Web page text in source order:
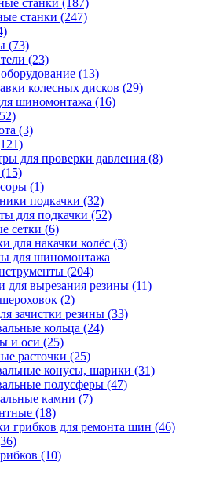
станки (187)
станки (247)
(73)
(23)
(13)
колесных дисков (29)
шиномонтажа (16)
(3)
для проверки давления (8)
(15)
(1)
подкачки (32)
для подкачки (52)
сетки (6)
для накачки колёс (3)
для шиномонтажа
(204)
для вырезания резины (11)
(2)
зачистки резины (33)
кольца (24)
и оси (25)
расточки (25)
конусы, шарики (31)
полусферы (47)
камни (7)
(18)
грибков для ремонта шин (46)
(10)